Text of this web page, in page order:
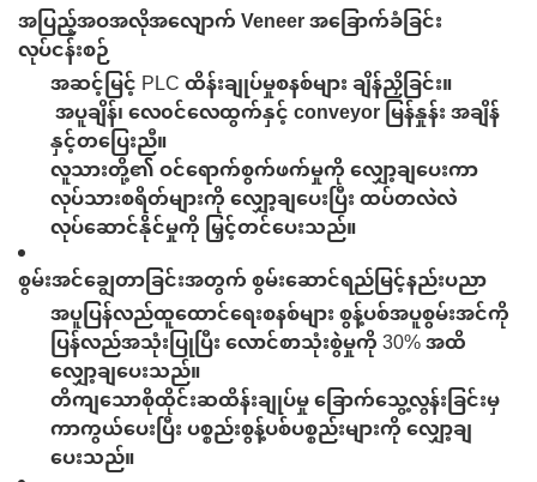
အပြည့်အဝအလိုအလျောက် Veneer အခြောက်ခံခြင်း
လုပ်ငန်းစဉ်
အဆင့်မြင့် PLC ထိန်းချုပ်မှုစနစ်များ ချိန်ညှိခြင်း။
အပူချိန်၊ လေ၀င်လေထွက်နှင့် conveyor မြန်နှုန်းအချိန်
နှင့်တပြေးညီ။
လူသားတို့၏ ဝင်ရောက်စွက်ဖက်မှုကို လျှော့ချပေးကာ
လုပ်သားစရိတ်များကို လျှော့ချပေးပြီး ထပ်တလဲလဲ
လုပ်ဆောင်နိုင်မှုကို မြှင့်တင်ပေးသည်။
စွမ်းအင်ချွေတာခြင်းအတွက် စွမ်းဆောင်ရည်မြင့်နည်းပညာ
အပူပြန်လည်ထူထောင်ရေးစနစ်များစွန့်ပစ်အပူစွမ်းအင်ကို
ပြန်လည်အသုံးပြုပြီး လောင်စာသုံးစွဲမှုကို 30% အထိ
လျှော့ချပေးသည်။
တိကျသောစိုထိုင်းဆထိန်းချုပ်မှုခြောက်သွေ့လွန်းခြင်းမှ
ကာကွယ်ပေးပြီး ပစ္စည်းစွန့်ပစ်ပစ္စည်းများကို လျှော့ချ
ပေးသည်။